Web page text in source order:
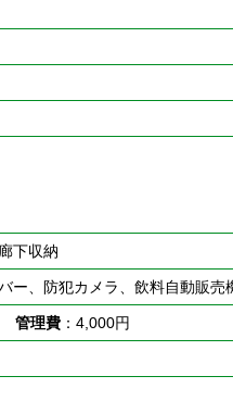
下収納
ー、防犯カメラ、飲料自動販売
管理費：4,000円